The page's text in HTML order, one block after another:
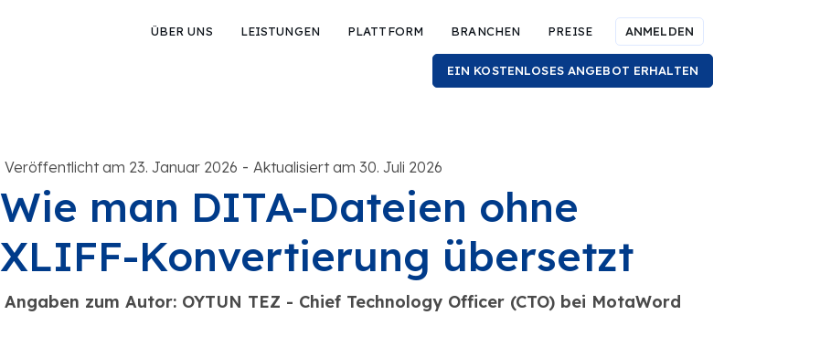
ÜBER UNS LEISTUNGEN PLATTFORM BRANCHEN PREISE ANMELDEN
EIN KOSTENLOSES ANGEBOT ERHALTEN
Veröffentlicht am 23. Januar 2026 - Aktualisiert am 30. Juli 2026
Wie man DITA-Dateien ohne
XLIFF-Konvertierung übersetzt
Angaben zum Autor: OYTUN TEZ - Chief Technology Officer (CTO) bei MotaWord